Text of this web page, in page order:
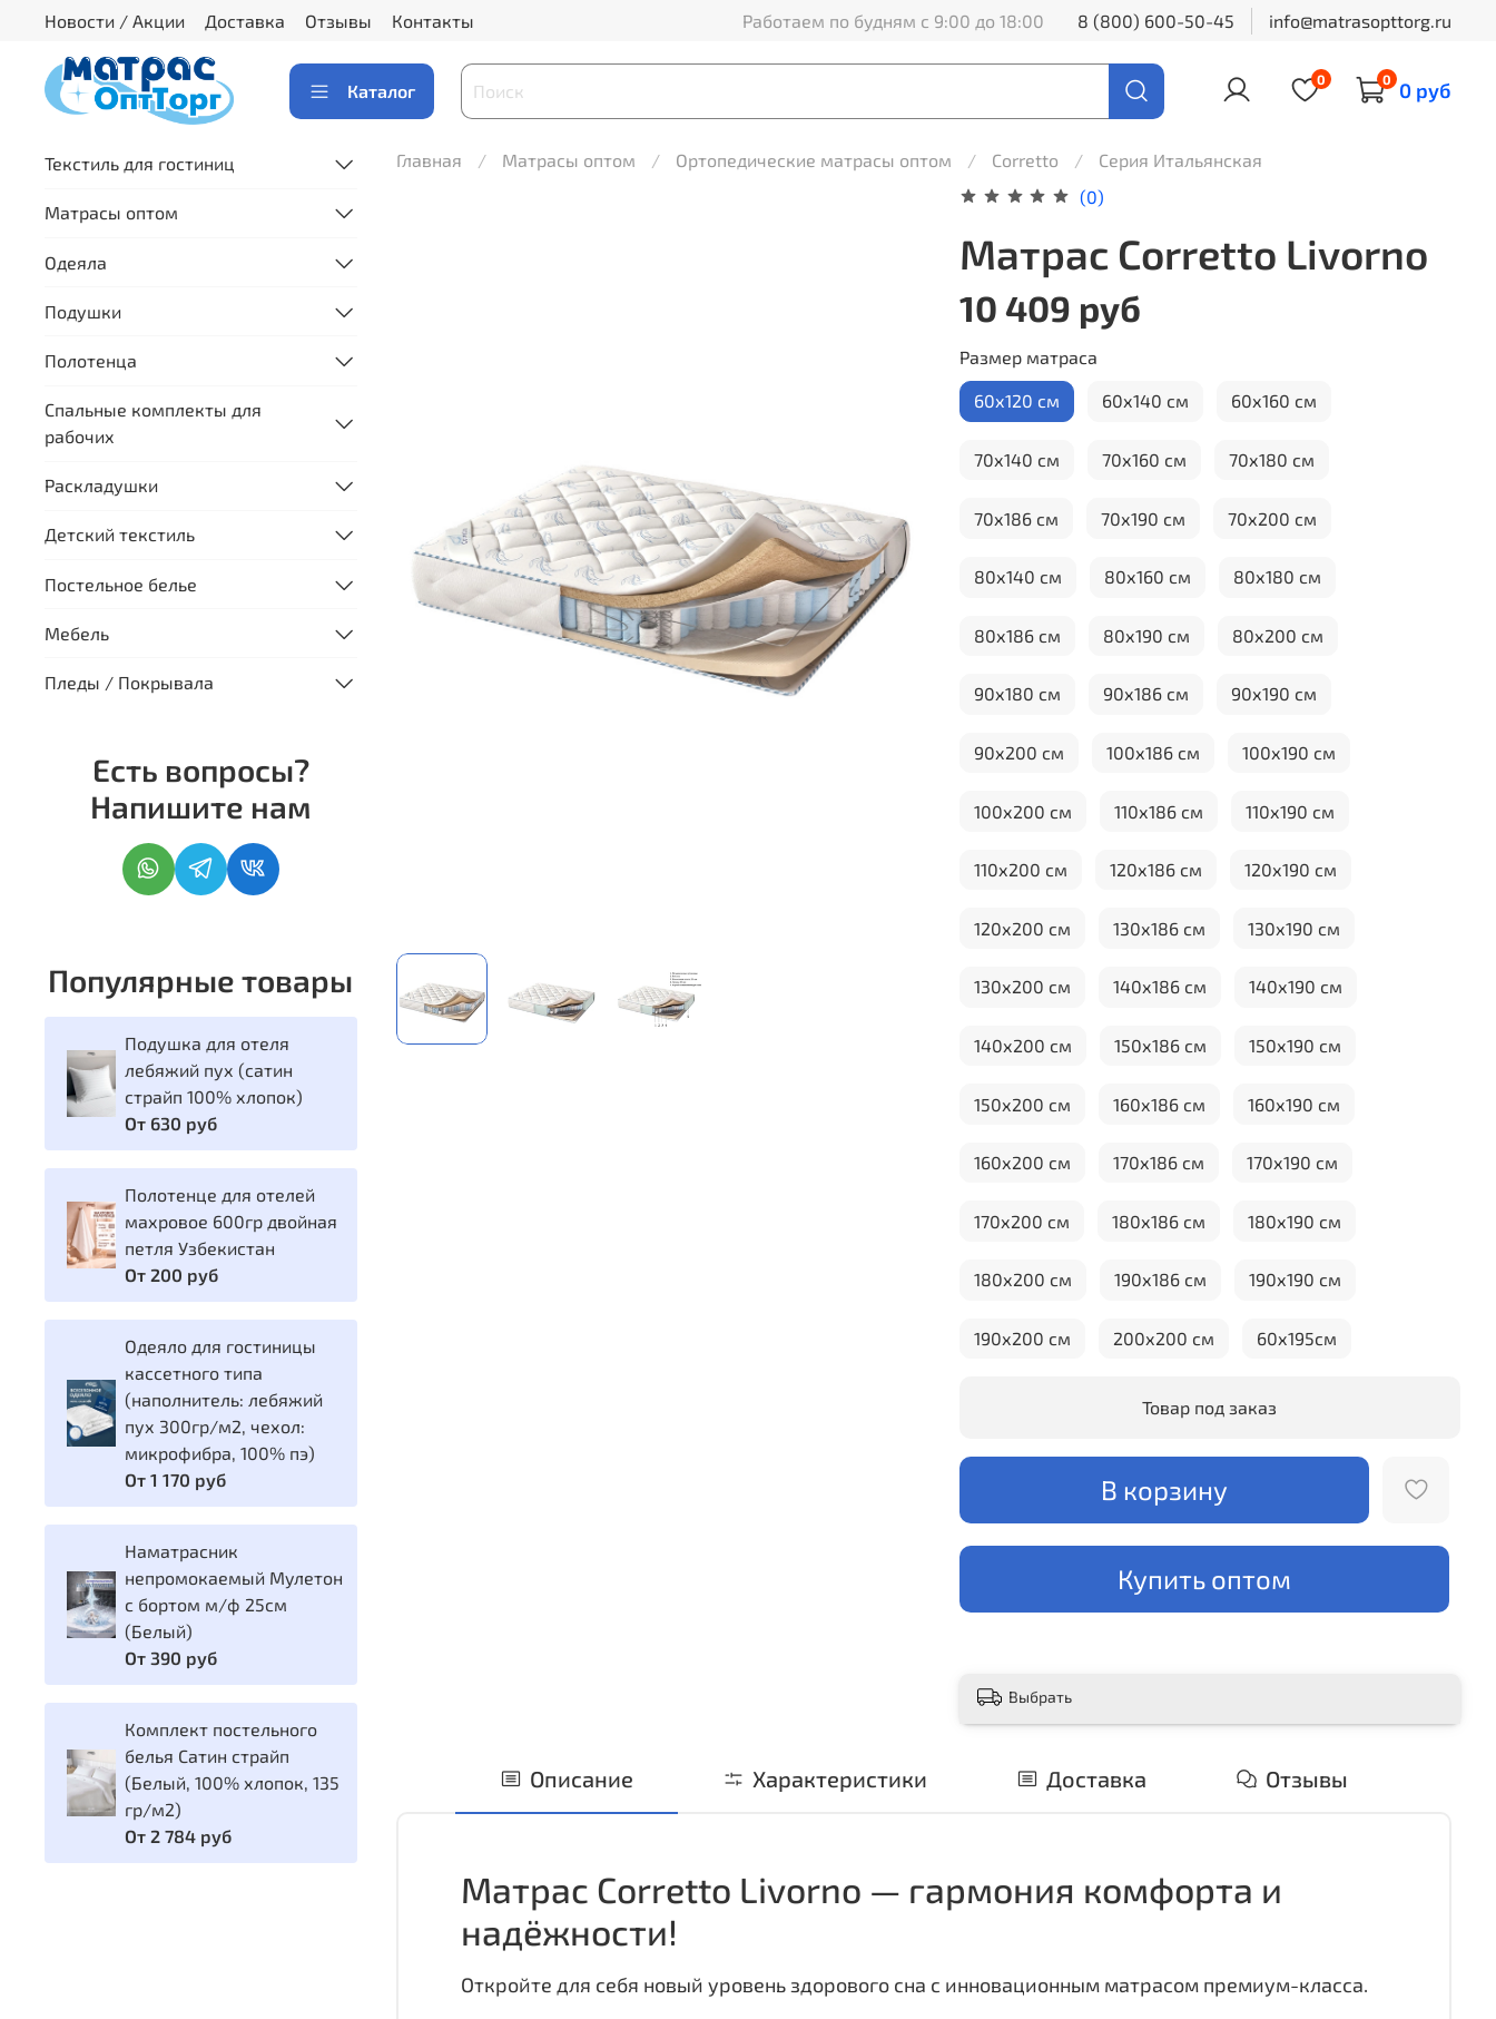
Новости / Акции Доставка Отзывы Контакты Работаем по будням с 9:00 до 18:00 8 (800) 600-50-45 info@matrasopttorg.ru
Каталог
0 0 0 руб
Главная Матрасы оптом Ортопедические матрасы оптом Corretto
Серия Итальянская
(0)
Матрас Corretto Livorno
10 409 руб
Товар под заказ
В корзину
Купить оптом
Размер матраса
60х120 см 60х140 см 60х160 см
70х140 см 70х160 см 70х180 см
70х186 см 70х190 см 70х200 см
80х140 см 80х160 см 80х180 см
80х186 см 80х190 см 80х200 см
90х180 см 90х186 см 90х190 см
90х200 см 100х186 см 100х190 см
100х200 см 110х186 см 110х190 см
110х200 см 120х186 см 120х190 см
120х200 см 130х186 см 130х190 см
130х200 см 140х186 см 140х190 см
140х200 см 150х186 см 150х190 см
150х200 см 160х186 см 160х190 см
160х200 см 170х186 см 170х190 см
170х200 см 180х186 см 180х190 см
180х200 см 190х186 см 190х190 см
190х200 см 200х200 см 60х195см
Выбрать
Описание Характеристики Доставка Отзывы
Матрас Corretto Livorno — гармония комфорта и
надёжности!
Откройте для себя новый уровень здорового сна с инновационным матрасом премиум-класса.
Текстиль для гостиниц
Матрасы оптом
Одеяла
Подушки
Полотенца
Спальные комплекты для
рабочих
Раскладушки
Детский текстиль
Постельное белье
Мебель
Пледы / Покрывала
Есть вопросы?
Напишите нам
Популярные товары
Подушка для отеля
лебяжий пух (сатин
страйп 100% хлопок)
От 630 руб
Полотенце для отелей
махровое 600гр двойная
петля Узбекистан
От 200 руб
Одеяло для гостиницы
кассетного типа
(наполнитель: лебяжий
пух 300гр/м2, чехол:
микрофибра, 100% пэ)
От 1 170 руб
Наматрасник
непромокаемый Мулетон
с бортом м/ф 25см
(Белый)
От 390 руб
Комплект постельного
белья Сатин страйп
(Белый, 100% хлопок, 135
гр/м2)
От 2 784 руб